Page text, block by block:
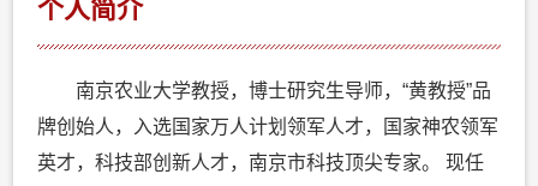
个人简介
南京农业大学教授，博士研究生导师，“黄教授”品
牌创始人，入选国家万人计划领军人才，国家神农领军
英才，科技部创新人才，南京市科技顶尖专家。 现任